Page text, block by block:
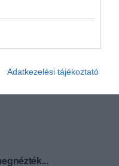
Adatkezelési tájékoztató